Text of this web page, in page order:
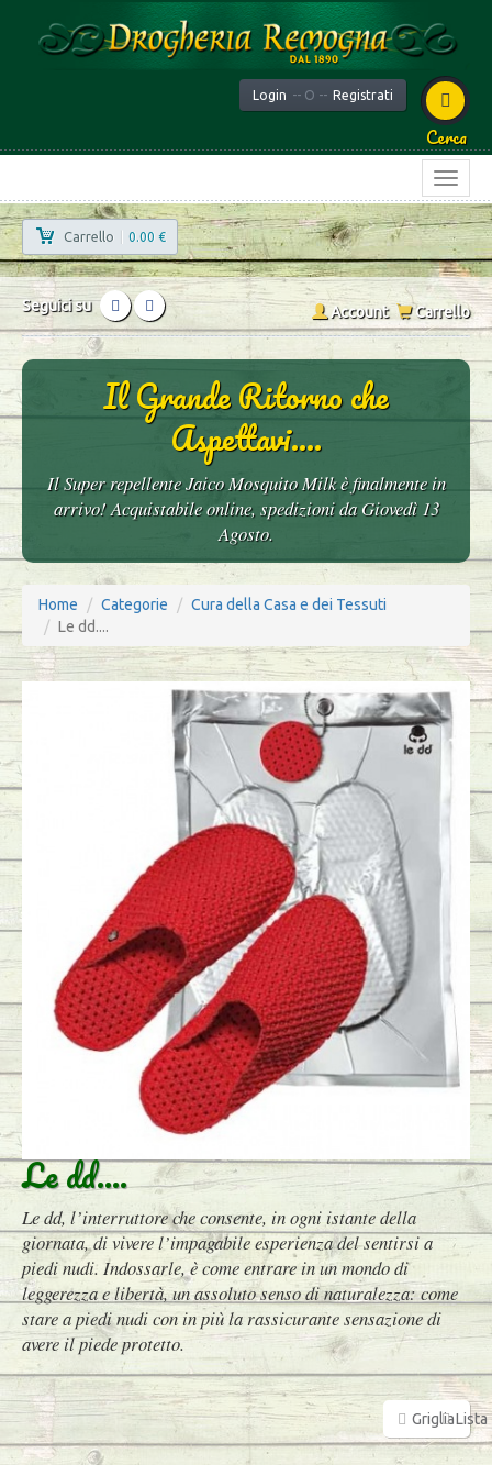
Login -- O -- Registrati
Cerca
Carrello 0.00 €
Seguici su Account Carrello
Il Grande Ritorno che
Aspettavi....
Il Super repellente Jaico Mosquito Milk è finalmente in
arrivo! Acquistabile online, spedizioni da Giovedì 13
Agosto.
Home Categorie
Cura della Casa e dei Tessuti
Le dd....
Le dd....
Le dd, l’interruttore che consente, in ogni istante della
giornata, di vivere l’impagabile esperienza del sentirsi a
piedi nudi. Indossarle, è come entrare in un mondo di
leggerezza e libertà, un assoluto senso di naturalezza: come
stare a piedi nudi con in più la rassicurante sensazione di
avere il piede protetto.
GrigliaLista